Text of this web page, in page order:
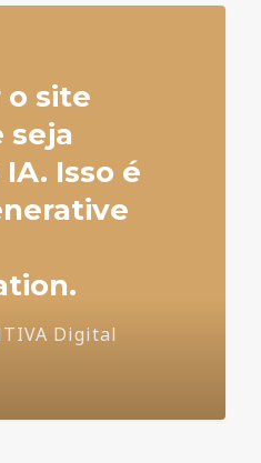
o site
seja
Isso é
Digital